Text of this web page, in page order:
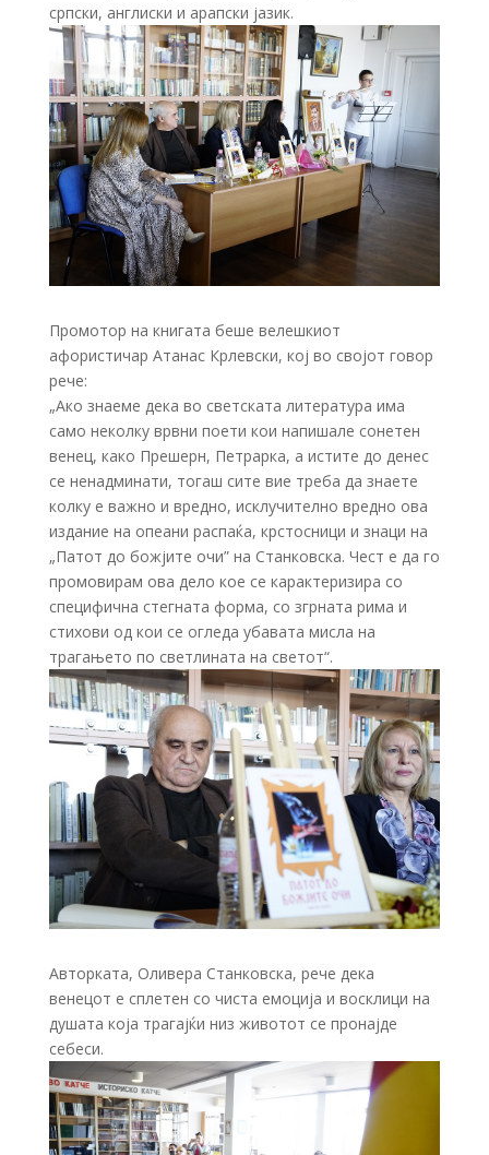
српски, англиски и арапски јазик.
Промотор на книгата беше велешкиот
афористичар Атанас Крлевски, кој во својот говор
рече:
„Ако знаеме дека во светската литература има
само неколку врвни поети кои напишале сонетен
венец, како Прешерн, Петрарка, а истите до денес
се ненадминати, тогаш сите вие треба да знаете
колку е важно и вредно, исклучително вредно ова
издание на опеани распаќа, крстосници и знаци на
„Патот до божјите очи” на Станковска. Чест е да го
промовирам ова дело кое се карактеризира со
специфична стегната форма, со згрната рима и
стихови од кои се огледа убавата мисла на
трагањето по светлината на светот“.
Авторката, Оливера Станковска, рече дека
венецот е сплетен со чиста емоција и восклици на
душата која трагајќи низ животот се пронајде
себеси.